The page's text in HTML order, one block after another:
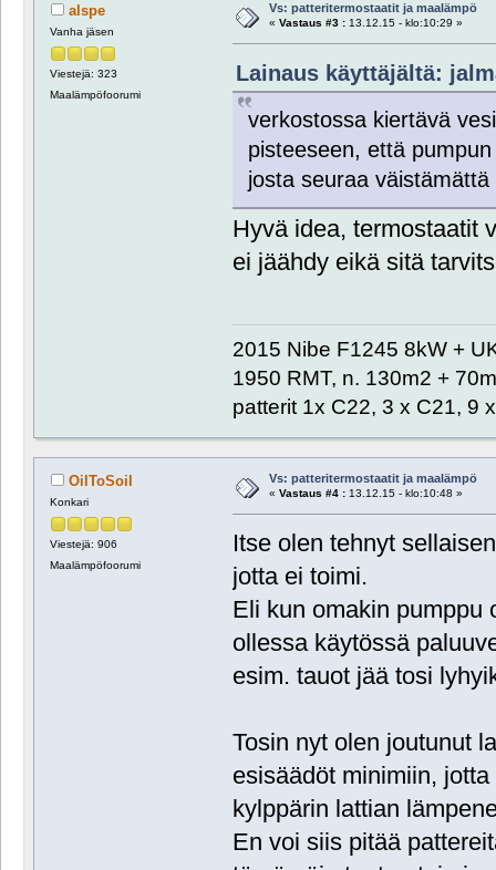
alspe
Vanha jäsen
Viestejä: 323
Maalämpöfoorumi
Vs: patteritermostaatit ja maalämpö
« Vastaus #3 :13.12.15 - klo:10:29 »
Lainaus käyttäjältä:
verkostossa kiertävä
pisteeseen, että
josta seuraa
Hyvä idea, termostaatit
ei jäähdy eikä sitä
2015 Nibe F1245 8kW +
1950 RMT, n. 130m2 +
patterit 1x C22, 3 x C21, 9
OilToSoil
Konkari
Viestejä: 906
Maalämpöfoorumi
Vs: patteritermostaatit ja maalämpö
« Vastaus #4 :13.12.15 - klo:10:48 »
Itse olen tehnyt
jotta ei toimi.
Eli kun omakin pumppu
ollessa käytössä
esim. tauot jää tosi
Tosin nyt olen joutunut
esisäädöt minimiin,
kylppärin lattian
En voi siis pitää